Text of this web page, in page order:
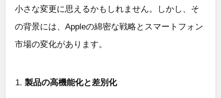
小さな変更に思えるかもしれません。しかし、そ
の背景には、Appleの綿密な戦略とスマートフォン
市場の変化があります。
製品の高機能化と差別化